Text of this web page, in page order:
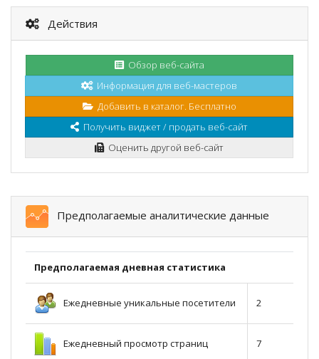
Действия
Обзор веб-сайта
Информация для веб-мастеров
Добавить в каталог. Бесплатно
Получить виджет / продать веб-сайт
Оценить другой веб-сайт
Предполагаемые аналитические данные
Предполагаемая дневная статистика
Ежедневные уникальные посетители 2
Ежедневный просмотр страниц 7